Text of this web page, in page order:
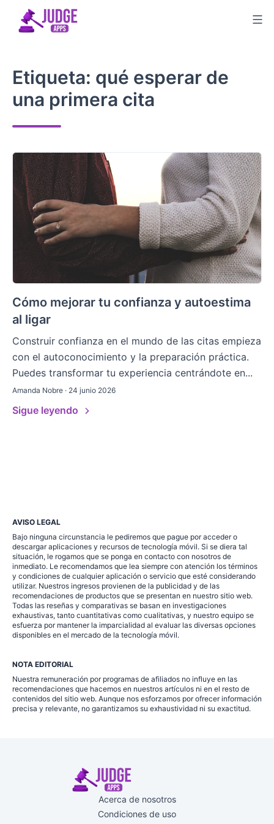
Saltar
Etiqueta: qué esperar de
una primera cita
Cómo mejorar tu confianza y autoestima
al ligar
Construir confianza en el mundo de las citas empieza
con el autoconocimiento y la preparación práctica.
Puedes transformar tu experiencia centrándote en...
Amanda Nobre · 24 junio 2026
Sigue leyendo
AVISO LEGAL
Bajo ninguna circunstancia le pediremos que pague por acceder o
descargar aplicaciones y recursos de tecnología móvil. Si se diera tal
situación, le rogamos que se ponga en contacto con nosotros de
inmediato. Le recomendamos que lea siempre con atención los términos
y condiciones de cualquier aplicación o servicio que esté considerando
utilizar. Nuestros ingresos provienen de la publicidad y de las
recomendaciones de productos que se presentan en nuestro sitio web.
Todas las reseñas y comparativas se basan en investigaciones
exhaustivas, tanto cuantitativas como cualitativas, y nuestro equipo se
esfuerza por mantener la imparcialidad al evaluar las diversas opciones
disponibles en el mercado de la tecnología móvil.
NOTA EDITORIAL
Nuestra remuneración por programas de afiliados no influye en las
recomendaciones que hacemos en nuestros artículos ni en el resto de
contenidos del sitio web. Aunque nos esforzamos por ofrecer información
precisa y relevante, no garantizamos su exhaustividad ni su exactitud.
Acerca de nosotros
Condiciones de uso